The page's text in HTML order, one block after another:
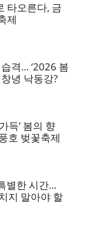
타오른다, 금
제
격… ‘2026 봄
녕 낙동강?
득’ 봄의 향
호 벚꽃축제
별한 시간…
지 말아야 할